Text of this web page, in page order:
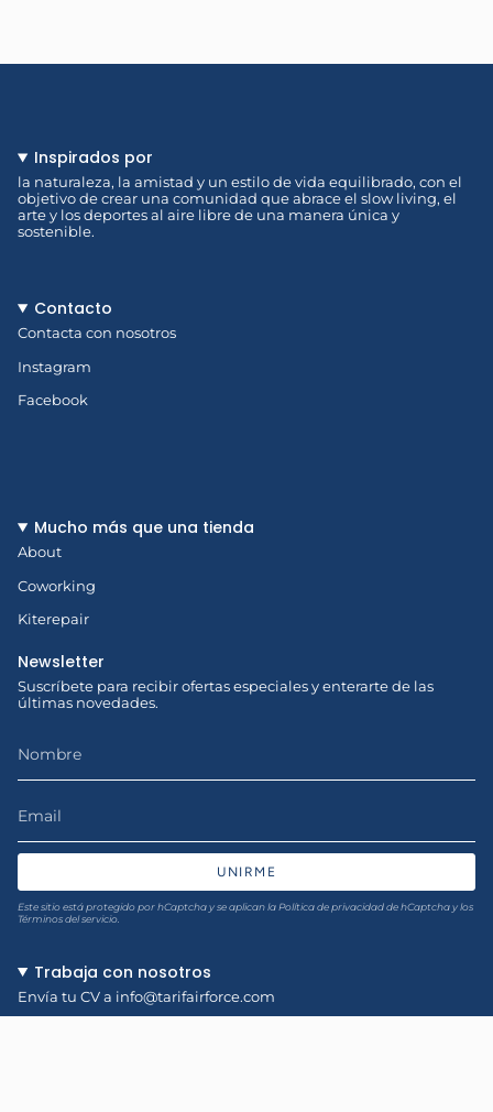
Inspirados por
la naturaleza, la amistad y un estilo de vida equilibrado, con el
objetivo de crear una comunidad que abrace el slow living, el
arte y los deportes al aire libre de una manera única y
sostenible.
Contacto
Contacta con nosotros
Instagram
Facebook
Mucho más que una tienda
About
Coworking
Kiterepair
Newsletter
Suscríbete para recibir ofertas especiales y enterarte de las
últimas novedades.
UNIRME
Este sitio está protegido por hCaptcha y se aplicanla Política de privacidad de hCaptchay los
Términos del servicio.
Trabaja con nosotros
Envía tu CV a info@tarifairforce.com